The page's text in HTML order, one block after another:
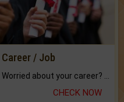
Career / Job
CHECK NOW